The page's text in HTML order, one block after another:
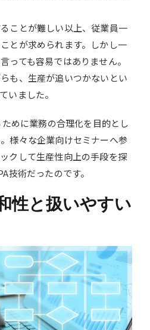
ことが難しい以上、従業員一
とが求められます。しかし一
っても容易ではありません。
も、生産が追いつかないとい
いました。
めに業務の合理化を目的とし
様々な企業向けセミナーへ参
クして生産性向上の手段を探
技術だったのです。
性と扱いやすい